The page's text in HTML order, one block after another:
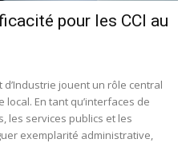
pour les CCI au
d’Industrie jouent un rôle central
local. En tant qu’interfaces de
les services publics et les
exemplarité administrative,